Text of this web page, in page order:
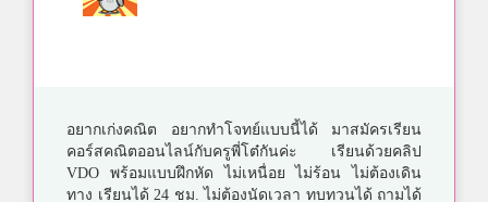
อยากเก่งคณิต อยากทำโจทย์แบบนี้ได้ มาสมัครเรียน
คอร์สคณิตออนไลน์กับครูพี่โต๋กันค่ะ เรียนด้วยคลิป
VDO พร้อมแบบฝึกหัด ไม่เหนื่อย ไม่ร้อน ไม่ต้องเดิน
ทาง เรียนได้ 24 ชม. ไม่ต้องนัดเวลา ทบทวนได้ ถามได้